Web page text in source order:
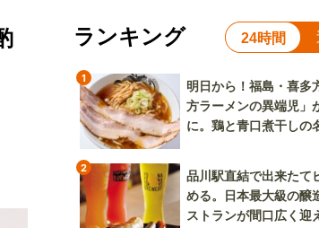
ランキング 24時間
1
明日から！福島・喜多
方ラーメンの異端児」
に。鶏と青口煮干しの
2
品川駅直結で出来たて
める。日本最大級の醸
ストランが間口広く迎